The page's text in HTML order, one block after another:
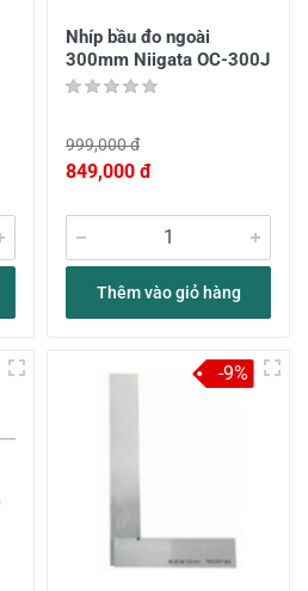
Nhíp bầu đo ngoài
300mm Niigata OC-300J
999,000 đ
849,000 đ
Thêm vào giỏ hàng
-9%